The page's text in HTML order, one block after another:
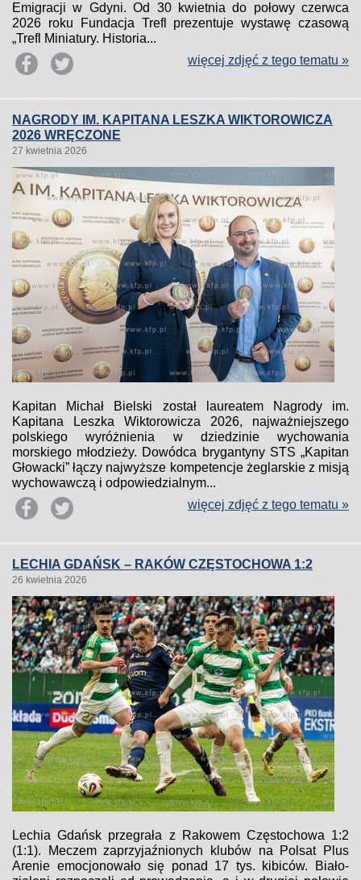
Emigracji w Gdyni. Od 30 kwietnia do połowy czerwca
2026 roku Fundacja Trefl prezentuje wystawę czasową
„Trefl Miniatury. Historia...
więcej zdjęć z tego tematu »
NAGRODY IM. KAPITANA LESZKA WIKTOROWICZA
2026 WRĘCZONE
27 kwietnia 2026
Kapitan Michał Bielski został laureatem Nagrody im.
Kapitana Leszka Wiktorowicza 2026, najważniejszego
polskiego wyróżnienia w dziedzinie wychowania
morskiego młodzieży. Dowódca brygantyny STS „Kapitan
Głowacki” łączy najwyższe kompetencje żeglarskie z misją
wychowawczą i odpowiedzialnym...
więcej zdjęć z tego tematu »
LECHIA GDAŃSK – RAKÓW CZĘSTOCHOWA 1:2
26 kwietnia 2026
Lechia Gdańsk przegrała z Rakowem Częstochowa 1:2
(1:1). Meczem zaprzyjaźnionych klubów na Polsat Plus
Arenie emocjonowało się ponad 17 tys. kibiców. Biało-